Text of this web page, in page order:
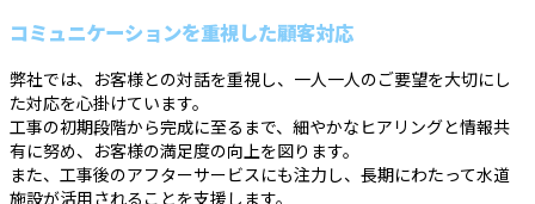
コミュニケーションを重視した顧客対応
弊社では、お客様との対話を重視し、一人一人のご要望を大切にし
た対応を心掛けています。
工事の初期段階から完成に至るまで、細やかなヒアリングと情報共
有に努め、お客様の満足度の向上を図ります。
また、工事後のアフターサービスにも注力し、長期にわたって水道
施設が活用されることを支援します。